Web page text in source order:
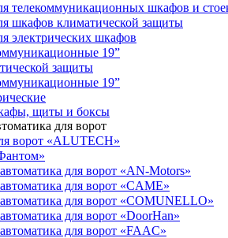
телекоммуникационных шкафов и
шкафов климатической защиты
электрических шкафов
19”
защиты
19”
щиты и боксы
для ворот
ворот «ALUTECH»
для ворот «AN-Motors»
для ворот «CAME»
для ворот «COMUNELLO»
для ворот «DoorHan»
для ворот «FAAC»